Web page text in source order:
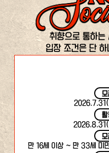
취향으로 통하는
입장 조건은 단
만 16세 이상 ~ 만 33세 미